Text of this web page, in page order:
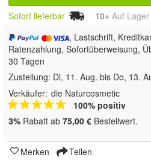
Sofort lieferbar 10+ Auf Lager
, Lastschrift,
Ratenzahlung, Sofortüberweisung,
30 Tagen
Zustellung: Di, 11. Aug. bis Do, 13.
Verkäufer: die Naturcosmetic
100% positiv
3% Rabatt ab 75,00 € Bestellwert.
Merken Teilen